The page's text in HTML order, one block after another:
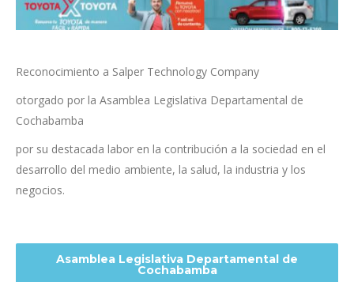
Reconocimiento a Salper Technology Company
otorgado por la Asamblea Legislativa Departamental de
Cochabamba
por su destacada labor en la contribución a la sociedad en el
desarrollo del medio ambiente, la salud, la industria y los
negocios.
Asamblea Legislativa Departamental de
Cochabamba